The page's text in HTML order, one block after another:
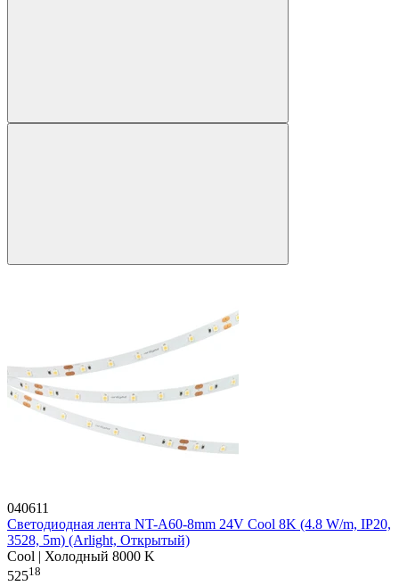
040611
Светодиодная лента NT-A60-8mm 24V Cool 8K (4.8 W/m, IP20,
3528, 5m) (Arlight, Открытый)
Cool | Холодный 8000 K
52518